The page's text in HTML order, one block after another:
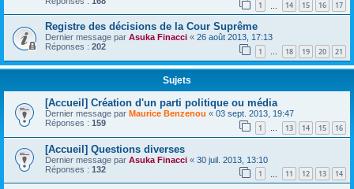
1 14 15 16 17
Registre des décisions de la Cour Suprême
Dernier message par Asuka Finacci « 26 août 2013, 17:13
Réponses : 202 1 … 18 19 20 21
Sujets
[Accueil] Création d'un parti politique ou média
Dernier message par Maurice Benzenou « 03 sept. 2013, 19:47
Réponses : 159 1 … 13 14 15 16
[Accueil] Questions diverses
Dernier message par Asuka Finacci « 30 juil. 2013, 13:10
Réponses : 132 1 11 12 13 14